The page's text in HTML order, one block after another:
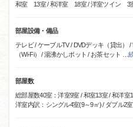
和室 13室 / 和洋室 18室 / 洋室ツイン 3
部屋設備・備品
テレビ / ケーブルTV / DVDデッキ（貸出）
（Wi-Fi） / 湯沸かしポット / お茶セット
…
部屋数
総部屋数40室：洋室9室 / 和室13室 / 和洋室
洋室内訳：シングル4室(9～9㎡) / ダブル2